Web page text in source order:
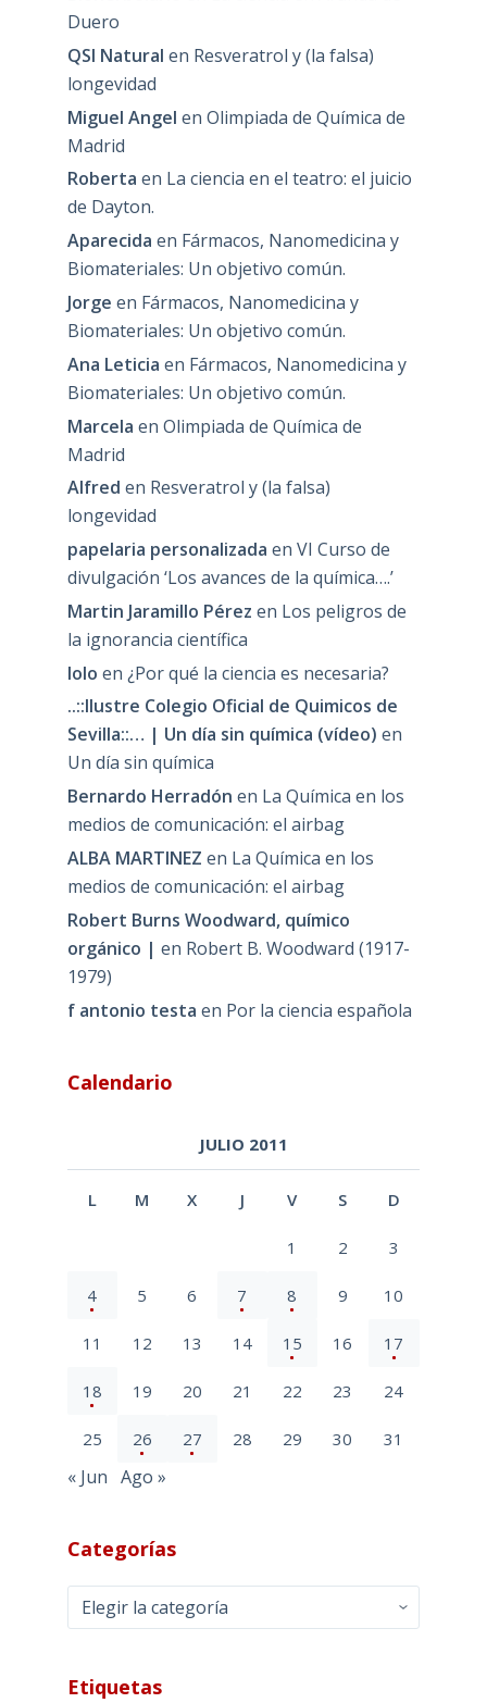
Duero
QSI Natural en Resveratrol y (la falsa)
longevidad
Miguel Angel en Olimpiada de Química de
Madrid
Roberta en La ciencia en el teatro: el juicio
de Dayton.
Aparecida en Fármacos, Nanomedicina y
Biomateriales: Un objetivo común.
Jorge en Fármacos, Nanomedicina y
Biomateriales: Un objetivo común.
Ana Leticia en Fármacos, Nanomedicina y
Biomateriales: Un objetivo común.
Marcela en Olimpiada de Química de
Madrid
Alfred en Resveratrol y (la falsa)
longevidad
papelaria personalizada en VI Curso de
divulgación ‘Los avances de la química….’
Martin Jaramillo Pérez en Los peligros de
la ignorancia científica
lolo en ¿Por qué la ciencia es necesaria?
..::Ilustre Colegio Oficial de Quimicos de
Sevilla::… | Un día sin química (vídeo) en
Un día sin química
Bernardo Herradón en La Química en los
medios de comunicación: el airbag
ALBA MARTINEZ en La Química en los
medios de comunicación: el airbag
Robert Burns Woodward, químico
orgánico | en Robert B. Woodward (1917-
1979)
f antonio testa en Por la ciencia española
Calendario
JULIO 2011
L M X J V S D
1 2 3
4 5 6 7 8 9 10
11 12 13 14 15 16 17
18 19 20 21 22 23 24
25 26 27 28 29 30 31
« Jun Ago »
Categorías
Categorías
Etiquetas